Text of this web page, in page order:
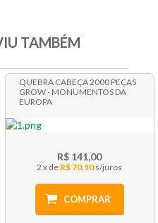
TAMBÉM
QUEBRA CABEÇA 2000 PEÇAS
GROW - MONUMENTOS DA
EUROPA
R$ 141,00
2 x R$ 70,50
COMPRAR